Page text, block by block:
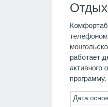
Отдых
работает
активного
программу.
Дата